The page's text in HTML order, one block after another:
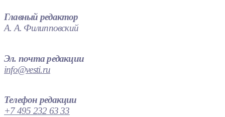
Главный редактор
А. А. Филипповский
Эл. почта редакции
info@vesti.ru
Телефон редакции
+7 495 232 63 33